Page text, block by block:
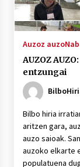
Auzoz auzo
AUZOZ
entzungai
Bilbo hiria
aritzen gara,
auzo saioak.
auzoko elkarte
populatuena